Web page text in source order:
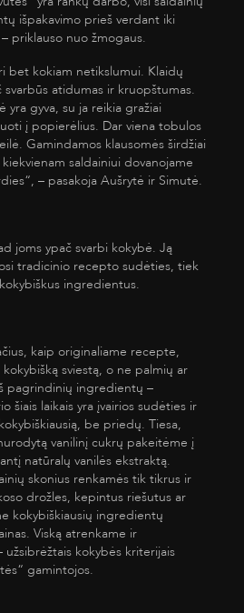
išpakavimo prieš verdant iki
priklauso nuo žmogaus.
bet kokiam netikslumui. Klaidų
atidumas ir kruopštumas.
yra gyva, su ja reikia gražiai
į popierėlius. Dar viena tobulos
Gamindamos klausomės širdžiai
saldainiui dovanojame
– pasakoja Aušrytė ir Simutė.
joms ypač svarbi kokybė. Ją
tradicinio recepto sudėties, tiek
ingredientus.
kaip originaliame recepte,
sviestą, o ne palmių ar
pagrindinių ingredientų –
šiais laikais yra įvairios sudėties ir
be priedų. Tiesa,
vanilinį cukrų pakeitėme į
natūralų vanilės ekstraktą.
skonius renkamės tik tikrus ir
drožles, kepintus riešutus ar
kokybiškiausių ingredientų
Viską atrenkame ir
užsibrėžtais kokybės kriterijais
gamintojos.